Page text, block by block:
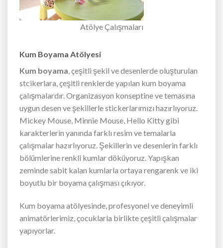
Atölye Çalışmaları
Kum Boyama Atölyesi
Kum boyama , çeşitli şekil ve desenlerde oluşturulan
stcikerlara, çeşitli renklerde yapılan kum boyama
çalışmalardır. Organizasyon konseptine ve temasına
uygun desen ve şekillerle stickerlarımızı hazırlıyoruz.
Mickey Mouse, Minnie Mouse, Hello Kitty gibi
karakterlerin yanında farklı resim ve temalarla
çalışmalar hazırlıyoruz. Şekillerin ve desenlerin farklı
bölümlerine renkli kumlar döküyoruz. Yapışkan
zeminde sabit kalan kumlarla ortaya rengarenk ve iki
boyutlu bir boyama çalışması çıkıyor.
Kum boyama atölyesinde, profesyonel ve deneyimli
animatörlerimiz, çocuklarla birlikte çeşitli çalışmalar
yapıyorlar.